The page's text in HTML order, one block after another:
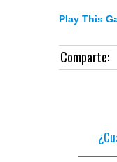
Play This
Comparte: